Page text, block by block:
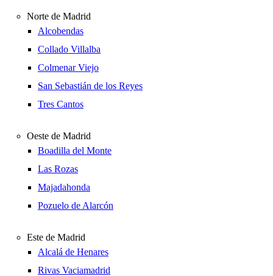
Norte de Madrid
Alcobendas
Collado Villalba
Colmenar Viejo
San Sebastián de los Reyes
Tres Cantos
Oeste de Madrid
Boadilla del Monte
Las Rozas
Majadahonda
Pozuelo de Alarcón
Este de Madrid
Alcalá de Henares
Rivas Vaciamadrid